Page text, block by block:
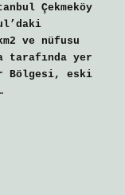
Çekmeköy
ve nüfusu
tarafında yer
Bölgesi, eski